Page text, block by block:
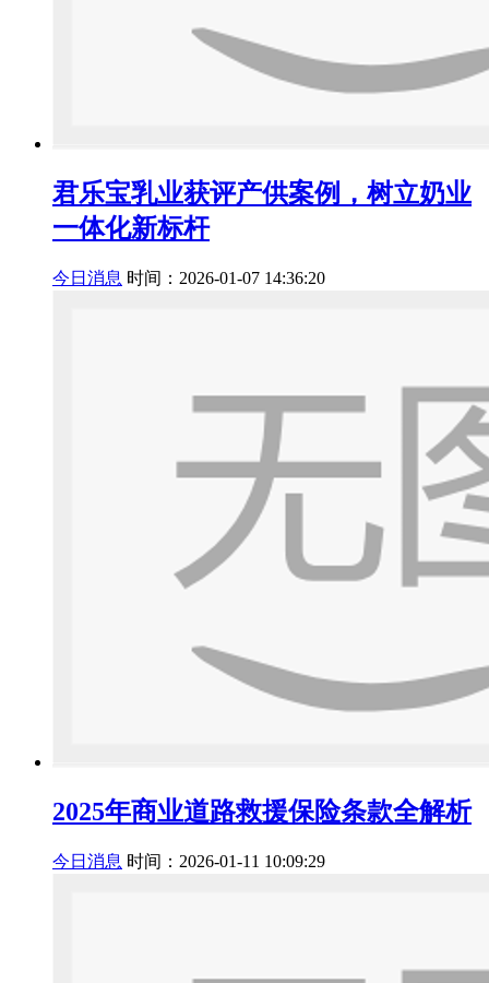
君乐宝乳业获评产供案例，树立奶业
一体化新标杆
今日消息 时间：2026-01-07 14:36:20
2025年商业道路救援保险条款全解析
今日消息 时间：2026-01-11 10:09:29